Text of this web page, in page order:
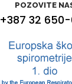
POZOVITE
+387 32